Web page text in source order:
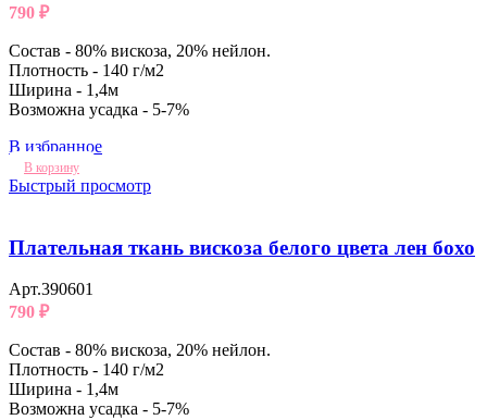
790 ₽
Состав - 80% вискоза, 20% нейлон.
Плотность - 140 г/м2
Ширина - 1,4м
Возможна усадка - 5-7%
В избранное
В корзину
Быстрый просмотр
Плательная ткань вискоза белого цвета лен бохо
Арт.390601
790 ₽
Состав - 80% вискоза, 20% нейлон.
Плотность - 140 г/м2
Ширина - 1,4м
Возможна усадка - 5-7%